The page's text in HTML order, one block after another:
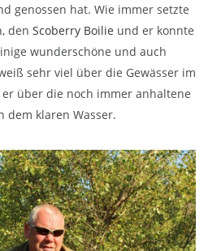
genossen hat. Wie immer setzte
den Scoberry Boilie und er konnte
wunderschöne und auch
sehr viel über die Gewässer im
über die noch immer anhaltene
dem klaren Wasser.